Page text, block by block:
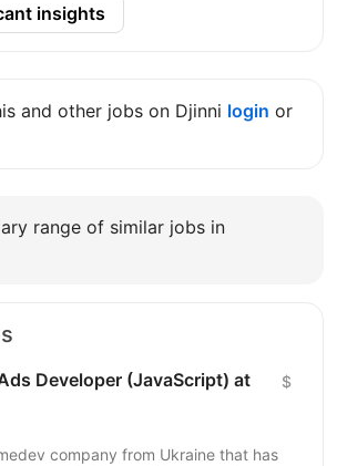
insights
and other jobs on Djinni login or
range of similar jobs in
Developer (JavaScript) at
$
company from Ukraine that has